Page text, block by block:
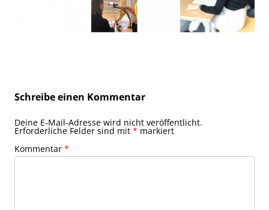
Schreibe einen Kommentar
Deine E-Mail-Adresse wird nicht veröffentlicht.
Erforderliche Felder sind mit * markiert
Kommentar *